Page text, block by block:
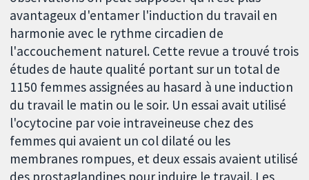
avantageux d'entamer l'induction du travail en
harmonie avec le rythme circadien de
l'accouchement naturel. Cette revue a trouvé trois
études de haute qualité portant sur un total de
1150 femmes assignées au hasard à une induction
du travail le matin ou le soir. Un essai avait utilisé
l'ocytocine par voie intraveineuse chez des
femmes qui avaient un col dilaté ou les
membranes rompues, et deux essais avaient utilisé